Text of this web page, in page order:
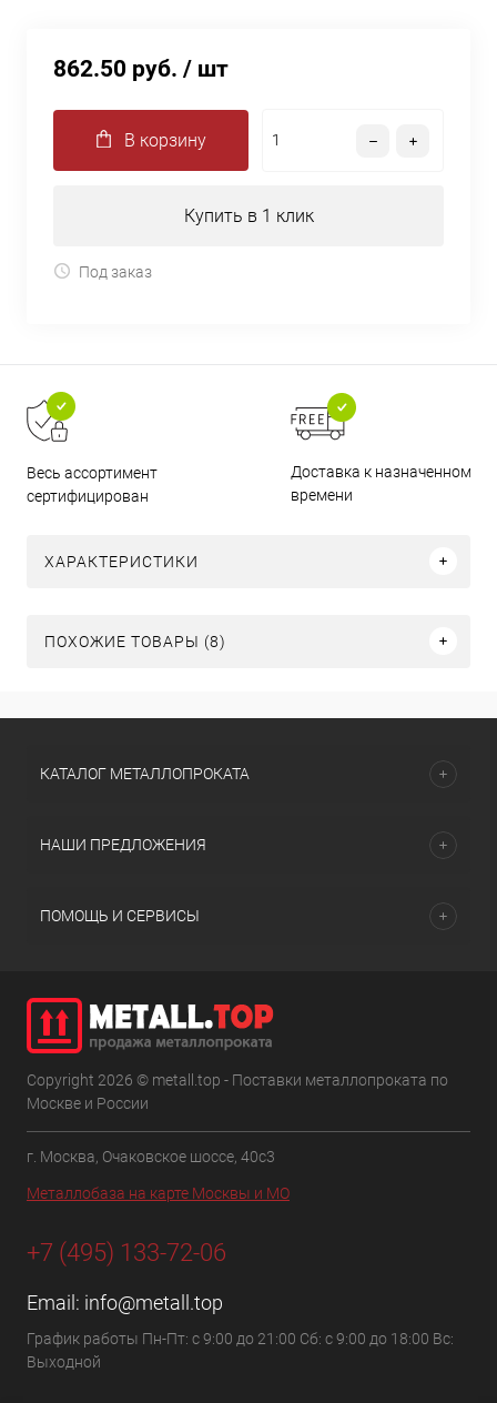
862.50 руб. / шт
В корзину
Купить в 1 клик
Под заказ
Весь ассортимент
сертифицирован
Доставка к назначенному
времени
ХАРАКТЕРИСТИКИ
ПОХОЖИЕ ТОВАРЫ (8)
КАТАЛОГ МЕТАЛЛОПРОКАТА
НАШИ ПРЕДЛОЖЕНИЯ
ПОМОЩЬ И СЕРВИСЫ
Copyright 2026 © metall.top - Поставки металлопроката по
Москве и России
г. Москва, Очаковское шоссе, 40с3
Металлобаза на карте Москвы и МО
+7 (495) 133-72-06
Email: info@metall.top
График работы Пн-Пт: с 9:00 до 21:00 Сб: с 9:00 до 18:00 Вс:
Выходной